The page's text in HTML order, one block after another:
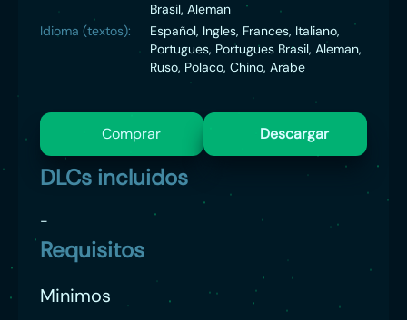
Brasil, Aleman
Idioma (textos):
Español, Ingles, Frances, Italiano,
Portugues, Portugues Brasil, Aleman,
Ruso, Polaco, Chino, Arabe
Comprar Descargar
DLCs incluidos
-
Requisitos
Minimos